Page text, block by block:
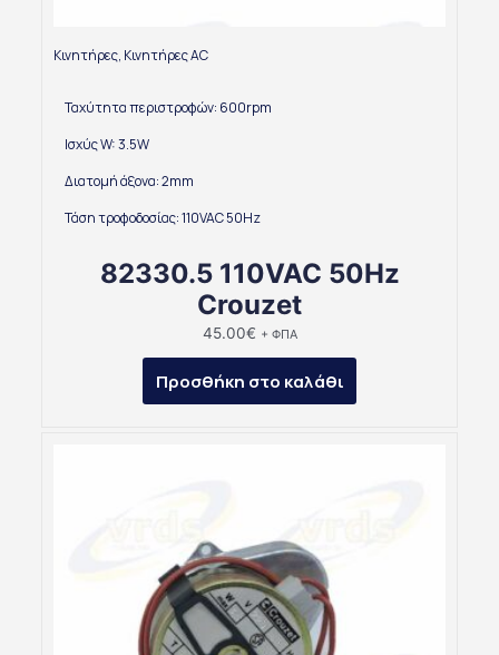
Κινητήρες, Κινητήρες AC
Ταχύτητα περιστροφών: 600rpm
Ισχύς W: 3.5W
Διατομή άξονα: 2mm
Τάση τροφοδοσίας: 110VAC 50Hz
82330.5 110VAC 50Hz
Crouzet
45.00€ + ΦΠΑ
Προσθήκη στο καλάθι